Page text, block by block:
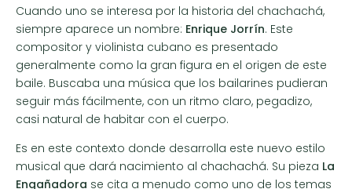
Cuando uno se interesa por la historia del chachachá,
siempre aparece un nombre: Enrique Jorrín. Este
compositor y violinista cubano es presentado
generalmente como la gran figura en el origen de este
baile. Buscaba una música que los bailarines pudieran
seguir más fácilmente, con un ritmo claro, pegadizo,
casi natural de habitar con el cuerpo.
Es en este contexto donde desarrolla este nuevo estilo
musical que dará nacimiento al chachachá. Su pieza La
Engañadora se cita a menudo como uno de los temas